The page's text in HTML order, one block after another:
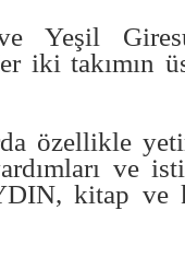
Yeşil
iki takımın
özellikle
ve
kitap ve